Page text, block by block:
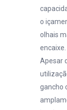
o
olhais
encaixe.
Apesar
gancho